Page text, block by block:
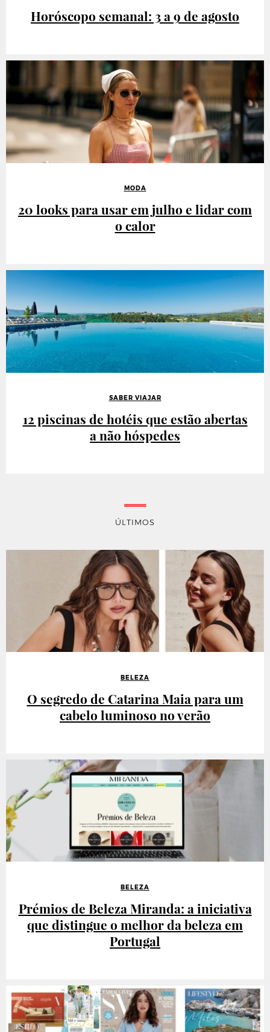
Horóscopo semanal: 3 a 9 de agosto
MODA
20 looks para usar em julho e lidar com
o calor
SABER VIAJAR
12 piscinas de hotéis que estão abertas
a não hóspedes
ÚLTIMOS
BELEZA
O segredo de Catarina Maia para um
cabelo luminoso no verão
BELEZA
Prémios de Beleza Miranda: a iniciativa
que distingue o melhor da beleza em
Portugal